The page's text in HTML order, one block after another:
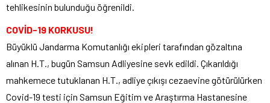
tehlikesinin bulunduğu öğrenildi.
COVİD-19 KORKUSU!
Büyüklü Jandarma Komutanlığı ekipleri tarafından gözaltına
alınan H.T., bugün Samsun Adliyesine sevk edildi. Çıkarıldığı
mahkemece tutuklanan H.T., adliye çıkışı cezaevine götürülürken
Covid-19 testi için Samsun Eğitim ve Araştırma Hastanesine